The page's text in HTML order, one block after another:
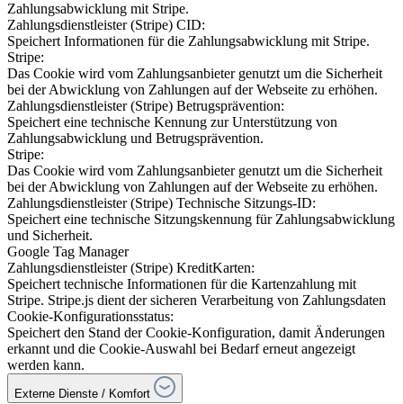
Zahlungsabwicklung mit Stripe.
Zahlungsdienstleister (Stripe) CID:
Speichert Informationen für die Zahlungsabwicklung mit Stripe.
Stripe:
Das Cookie wird vom Zahlungsanbieter genutzt um die Sicherheit
bei der Abwicklung von Zahlungen auf der Webseite zu erhöhen.
Zahlungsdienstleister (Stripe) Betrugsprävention:
Speichert eine technische Kennung zur Unterstützung von
Zahlungsabwicklung und Betrugsprävention.
Stripe:
Das Cookie wird vom Zahlungsanbieter genutzt um die Sicherheit
bei der Abwicklung von Zahlungen auf der Webseite zu erhöhen.
Zahlungsdienstleister (Stripe) Technische Sitzungs-ID:
Speichert eine technische Sitzungskennung für Zahlungsabwicklung
und Sicherheit.
Google Tag Manager
Zahlungsdienstleister (Stripe) KreditKarten:
Speichert technische Informationen für die Kartenzahlung mit
Stripe. Stripe.js dient der sicheren Verarbeitung von Zahlungsdaten
Cookie-Konfigurationsstatus:
Speichert den Stand der Cookie-Konfiguration, damit Änderungen
erkannt und die Cookie-Auswahl bei Bedarf erneut angezeigt
werden kann.
Externe Dienste / Komfort